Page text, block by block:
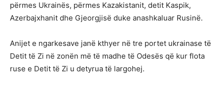
përmes Ukrainës, përmes Kazakistanit, detit Kaspik,
Azerbajxhanit dhe Gjeorgjisë duke anashkaluar Rusinë.
Anijet e ngarkesave janë kthyer në tre portet ukrainase të
Detit të Zi në zonën më të madhe të Odesës që kur flota
ruse e Detit të Zi u detyrua të largohej.